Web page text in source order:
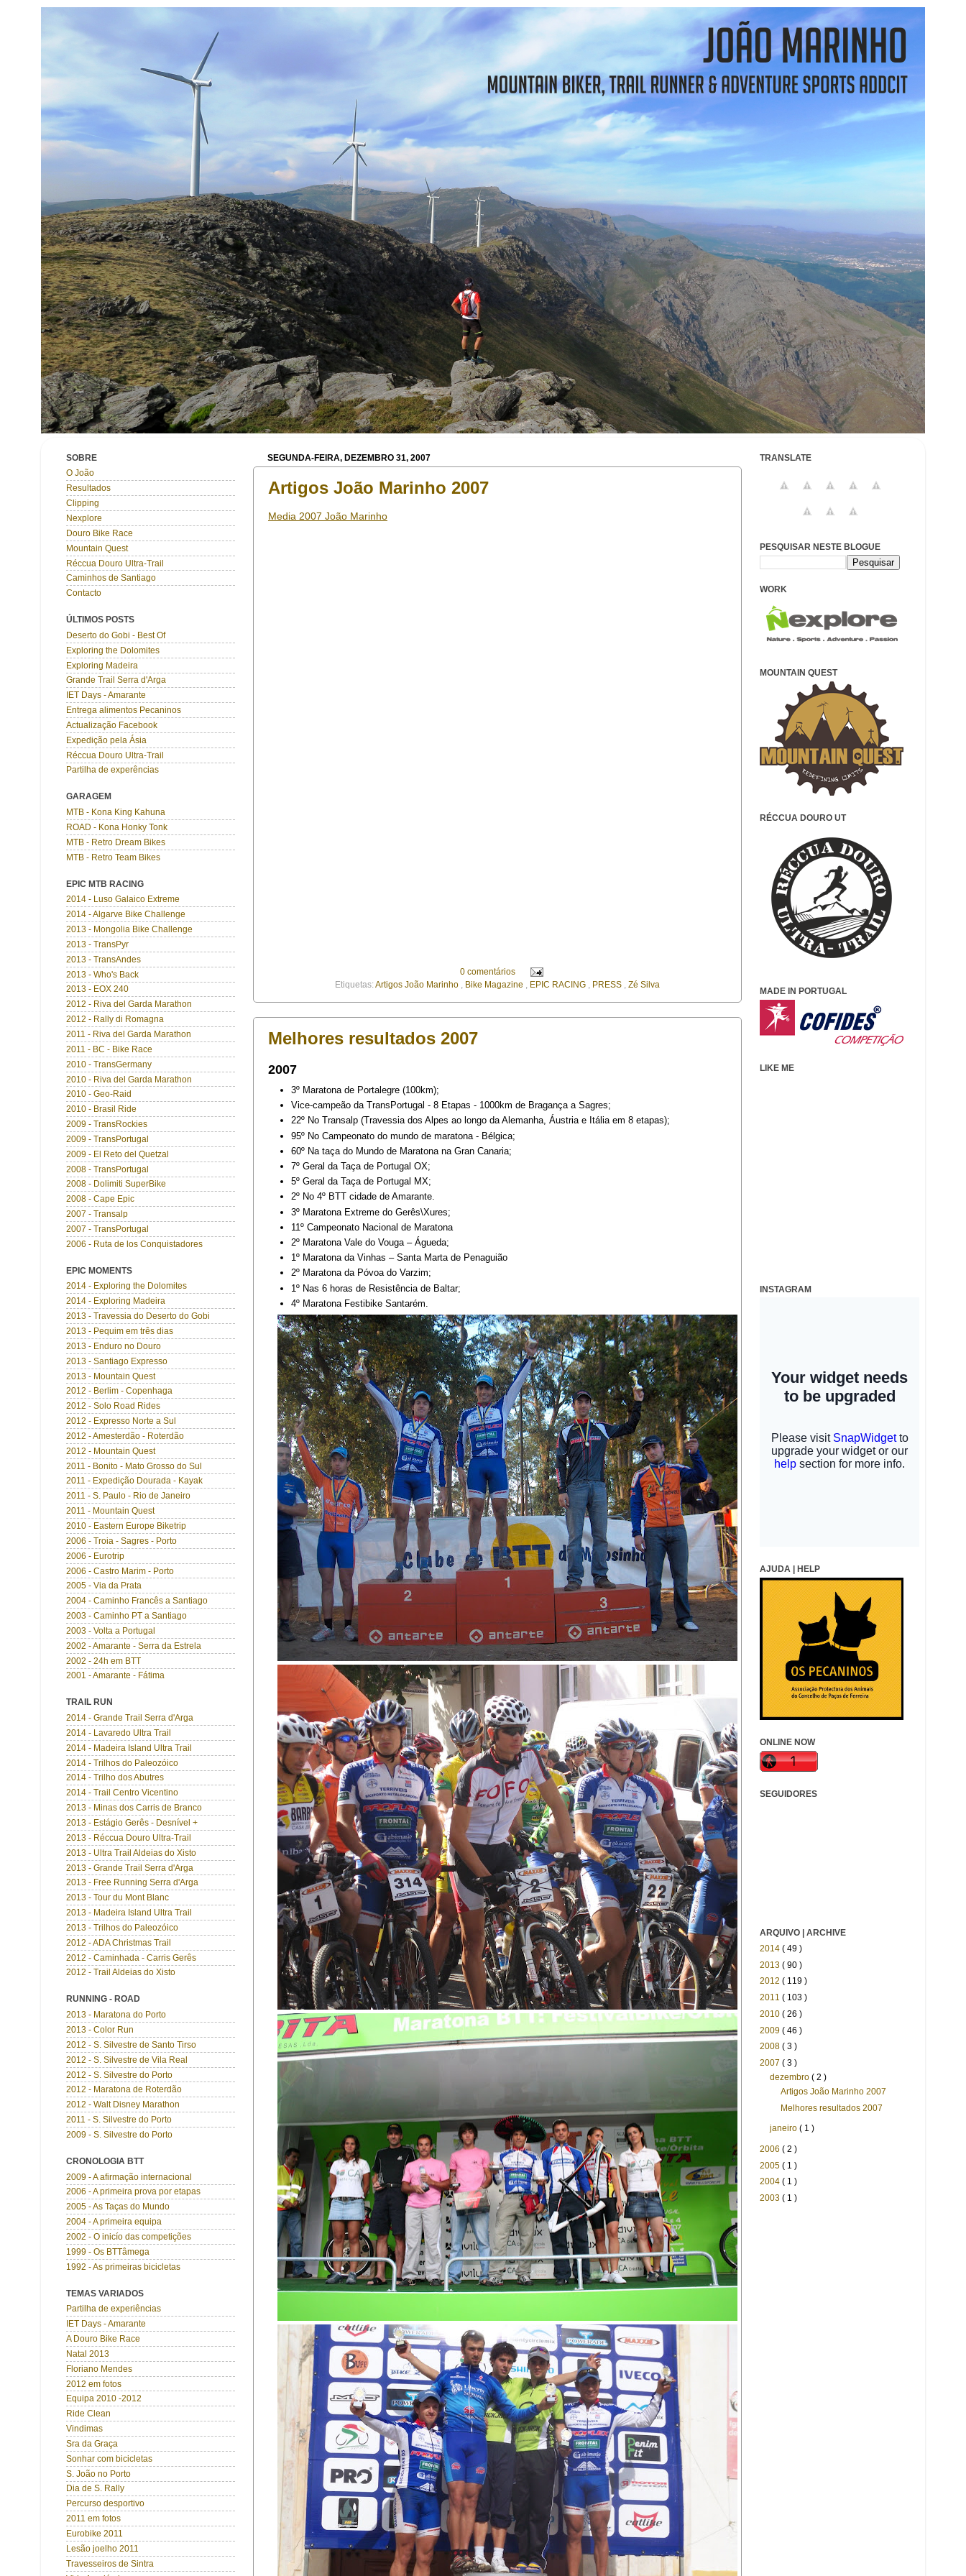
SEGUNDA-FEIRA, DEZEMBRO 31, 2007
Artigos João Marinho 2007
Media 2007 João Marinho
0 comentários
Etiquetas:Artigos João Marinho Bike Magazine EPIC RACING PRESS Zé Silva
Melhores resultados 2007
2007
3º Maratona de Portalegre (100km);
Vice-campeão da TransPortugal - 8 Etapas - 1000km de Bragança a Sagres;
22º No Transalp (Travessia dos Alpes ao longo da Alemanha, Áustria e Itália em 8 etapas);
95º No Campeonato do mundo de maratona - Bélgica;
60º Na taça do Mundo de Maratona na Gran Canaria;
7º Geral da Taça de Portugal OX;
5º Geral da Taça de Portugal MX;
2º No 4º BTT cidade de Amarante.
3º Maratona Extreme do Gerês\Xures;
11º Campeonato Nacional de Maratona
2º Maratona Vale do Vouga – Águeda;
1º Maratona da Vinhas – Santa Marta de Penaguião
2º Maratona da Póvoa do Varzim;
1º Nas 6 horas de Resistência de Baltar;
4º Maratona Festibike Santarém.
SOBRE
O João
Resultados
Clipping
Nexplore
Douro Bike Race
Mountain Quest
Réccua Douro Ultra-Trail
Caminhos de Santiago
Contacto
ÚLTIMOS POSTS
Deserto do Gobi - Best Of
Exploring the Dolomites
Exploring Madeira
Grande Trail Serra d'Arga
IET Days - Amarante
Entrega alimentos Pecaninos
Actualização Facebook
Expedição pela Ásia
Réccua Douro Ultra-Trail
Partilha de experências
GARAGEM
MTB - Kona King Kahuna
ROAD - Kona Honky Tonk
MTB - Retro Dream Bikes
MTB - Retro Team Bikes
EPIC MTB RACING
2014 - Luso Galaico Extreme
2014 - Algarve Bike Challenge
2013 - Mongolia Bike Challenge
2013 - TransPyr
2013 - TransAndes
2013 - Who's Back
2013 - EOX 240
2012 - Riva del Garda Marathon
2012 - Rally di Romagna
2011 - Riva del Garda Marathon
2011 - BC - Bike Race
2010 - TransGermany
2010 - Riva del Garda Marathon
2010 - Geo-Raid
2010 - Brasil Ride
2009 - TransRockies
2009 - TransPortugal
2009 - El Reto del Quetzal
2008 - TransPortugal
2008 - Dolimiti SuperBike
2008 - Cape Epic
2007 - Transalp
2007 - TransPortugal
2006 - Ruta de los Conquistadores
EPIC MOMENTS
2014 - Exploring the Dolomites
2014 - Exploring Madeira
2013 - Travessia do Deserto do Gobi
2013 - Pequim em três dias
2013 - Enduro no Douro
2013 - Santiago Expresso
2013 - Mountain Quest
2012 - Berlim - Copenhaga
2012 - Solo Road Rides
2012 - Expresso Norte a Sul
2012 - Amesterdão - Roterdão
2012 - Mountain Quest
2011 - Bonito - Mato Grosso do Sul
2011 - Expedição Dourada - Kayak
2011 - S. Paulo - Rio de Janeiro
2011 - Mountain Quest
2010 - Eastern Europe Biketrip
2006 - Troia - Sagres - Porto
2006 - Eurotrip
2006 - Castro Marim - Porto
2005 - Via da Prata
2004 - Caminho Francês a Santiago
2003 - Caminho PT a Santiago
2003 - Volta a Portugal
2002 - Amarante - Serra da Estrela
2002 - 24h em BTT
2001 - Amarante - Fátima
TRAIL RUN
2014 - Grande Trail Serra d'Arga
2014 - Lavaredo Ultra Trail
2014 - Madeira Island Ultra Trail
2014 - Trilhos do Paleozóico
2014 - Trilho dos Abutres
2014 - Trail Centro Vicentino
2013 - Minas dos Carris de Branco
2013 - Estágio Gerês - Desnível +
2013 - Réccua Douro Ultra-Trail
2013 - Ultra Trail Aldeias do Xisto
2013 - Grande Trail Serra d'Arga
2013 - Free Running Serra d'Arga
2013 - Tour du Mont Blanc
2013 - Madeira Island Ultra Trail
2013 - Trilhos do Paleozóico
2012 - ADA Christmas Trail
2012 - Caminhada - Carris Gerês
2012 - Trail Aldeias do Xisto
RUNNING - ROAD
2013 - Maratona do Porto
2013 - Color Run
2012 - S. Silvestre de Santo Tirso
2012 - S. Silvestre de Vila Real
2012 - S. Silvestre do Porto
2012 - Maratona de Roterdão
2012 - Walt Disney Marathon
2011 - S. Silvestre do Porto
2009 - S. Silvestre do Porto
CRONOLOGIA BTT
2009 - A afirmação internacional
2006 - A primeira prova por etapas
2005 - As Taças do Mundo
2004 - A primeira equipa
2002 - O inicío das competições
1999 - Os BTTâmega
1992 - As primeiras bicicletas
TEMAS VARIADOS
Partilha de experiências
IET Days - Amarante
A Douro Bike Race
Natal 2013
Floriano Mendes
2012 em fotos
Equipa 2010 -2012
Ride Clean
Vindimas
Sra da Graça
Sonhar com bicicletas
S. João no Porto
Dia de S. Rally
Percurso desportivo
2011 em fotos
Eurobike 2011
Lesão joelho 2011
Travesseiros de Sintra
TRANSLATE
PESQUISAR NESTE BLOGUE
WORK
MOUNTAIN QUEST
RÉCCUA DOURO UT
MADE IN PORTUGAL
LIKE ME
INSTAGRAM
AJUDA | HELP
ONLINE NOW
SEGUIDORES
ARQUIVO | ARCHIVE
2014 ( 49 )
2013 ( 90 )
2012 ( 119 )
2011 ( 103 )
2010 ( 26 )
2009 ( 46 )
2008 ( 3 )
2007 ( 3 )
dezembro( 2 )
Artigos João Marinho 2007
Melhores resultados 2007
janeiro( 1 )
2006 ( 2 )
2005 ( 1 )
2004 ( 1 )
2003 ( 1 )